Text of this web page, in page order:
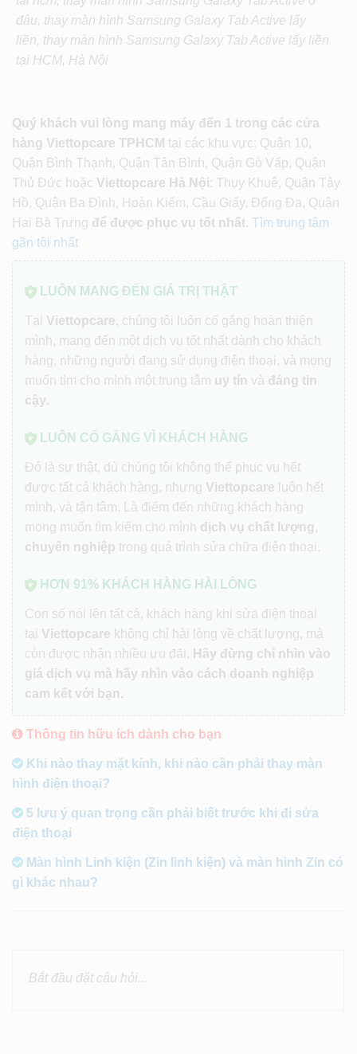
đâu, thay màn hình Samsung Galaxy Tab Active lấy
liền, thay màn hình Samsung Galaxy Tab Active lấy liền
tại HCM, Hà Nội
Quý khách vui lòng mang máy đến 1 trong các cửa
hàng Viettopcare TPHCM tại các khu vực: Quận 10,
Quận Bình Thạnh, Quận Tân Bình, Quận Gò Vấp, Quận
Thủ Đức hoặc Viettopcare Hà Nội: Thụy Khuê, Quận Tây
Hồ, Quận Ba Đình, Hoàn Kiếm, Cầu Giấy, Đống Đa, Quận
Hai Bà Trưng để được phục vụ tốt nhất. Tìm trung tâm
gần tôi nhất
LUÔN MANG ĐẾN GIÁ TRỊ THẬT
Tại Viettopcare, chúng tôi luôn cố gắng hoàn thiện
mình, mang đến một dịch vụ tốt nhất dành cho khách
hàng, những người đang sử dụng điện thoại, và mong
muốn tìm cho mình một trung tâm uy tín và đáng tin
cậy.
LUÔN CỐ GẮNG VÌ KHÁCH HÀNG
Đó là sự thật, dù chúng tôi không thể phục vụ hết
được tất cả khách hàng, nhưng Viettopcare luôn hết
mình, và tận tâm. Là điểm đến những khách hàng
mong muốn tìm kiếm cho mình dịch vụ chất lượng,
chuyên nghiệp trong quá trình sửa chữa điện thoại.
HƠN 91% KHÁCH HÀNG HÀI LÒNG
Con số nói lên tất cả, khách hàng khi sửa điện thoại
tại Viettopcare không chỉ hài lòng về chất lượng, mà
còn được nhận nhiều ưu đãi. Hãy đừng chỉ nhìn vào
giá dịch vụ mà hãy nhìn vào cách doanh nghiệp
cam kết với bạn.
Thông tin hữu ích dành cho bạn
Khi nào thay mặt kính, khi nào cần phải thay màn
hình điện thoại?
5 lưu ý quan trọng cần phải biết trước khi đi sửa
điện thoại
Màn hình Linh kiện (Zin linh kiện) và màn hình Zin có
gì khác nhau?